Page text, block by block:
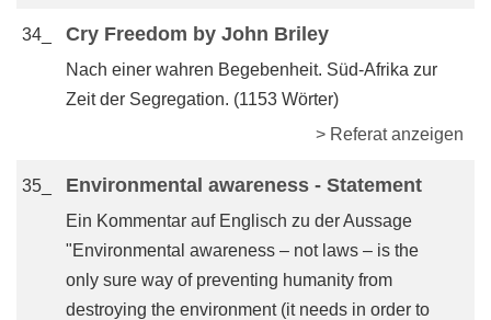
34_ Cry Freedom by John Briley
Nach einer wahren Begebenheit. Süd-Afrika zur
Zeit der Segregation. (1153 Wörter)
> Referat anzeigen
35_ Environmental awareness - Statement
Ein Kommentar auf Englisch zu der Aussage
"Environmental awareness – not laws – is the
only sure way of preventing humanity from
destroying the environment (it needs in order to